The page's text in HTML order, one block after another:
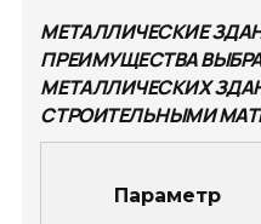
МЕТАЛЛИЧЕСКИЕ
ПРЕИМУЩЕСТВА
МЕТАЛЛИЧЕСКИХ
СТРОИТЕЛЬНЫМИ
Параметр